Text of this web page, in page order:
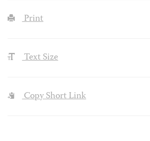
Print
Text Size
Copy Short Link